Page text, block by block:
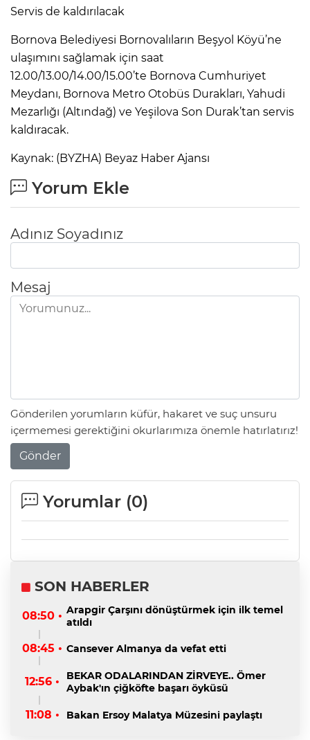
Servis de kaldırılacak
Bornova Belediyesi Bornovalıların Beşyol Köyü’ne
ulaşımını sağlamak için saat
12.00/13.00/14.00/15.00’te Bornova Cumhuriyet
Meydanı, Bornova Metro Otobüs Durakları, Yahudi
Mezarlığı (Altındağ) ve Yeşilova Son Durak’tan servis
kaldıracak.
Kaynak: (BYZHA) Beyaz Haber Ajansı
Yorum Ekle
Adınız Soyadınız
Mesaj
Gönderilen yorumların küfür, hakaret ve suç unsuru
içermemesi gerektiğini okurlarımıza önemle hatırlatırız!
Gönder
Yorumlar (0)
SON HABERLER
08:50 • Arapgir Çarşını dönüştürmek için ilk temel
atıldı
08:45 • Cansever Almanya da vefat etti
12:56 •
BEKAR ODALARINDAN ZİRVEYE.. Ömer
Aybak'ın çiğköfte başarı öyküsü
11:08 • Bakan Ersoy Malatya Müzesini paylaştı